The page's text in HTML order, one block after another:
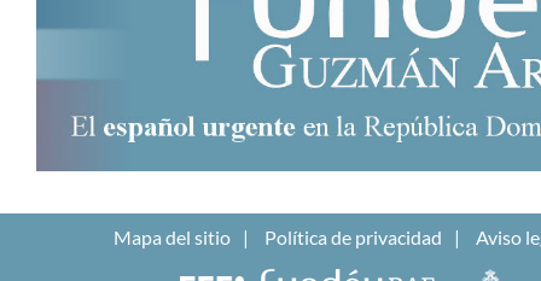
Mapa del sitio Política de privacidad Aviso